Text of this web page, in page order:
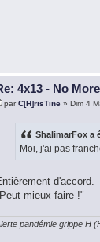
4x13 - No
parC[H]risTine » Dim 4
ShalimarFox a
Moi, j'ai pas
d'accord.
mieux faire !"
pandémie grippe H